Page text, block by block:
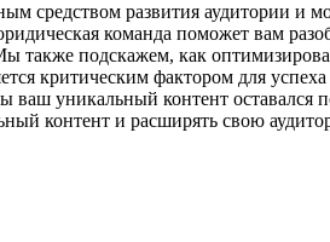
средством развития аудитории и
команда поможет вам
также подскажем, как
критическим фактором для
уникальный контент
контент и расширять свою